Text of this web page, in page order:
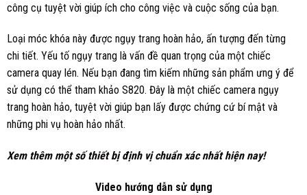
công cụ tuyệt vời giúp ích cho công việc và cuộc sống của bạn.
Loại móc khóa này được ngụy trang hoàn hảo, ấn tượng đến từng
chi tiết. Yếu tố ngụy trang là vấn đề quan trọng của một chiếc
camera quay lén. Nếu bạn đang tìm kiếm những sản phẩm ưng ý để
sử dụng có thể tham khảo S820. Đây là một chiếc camera ngụy
trang hoàn hảo, tuyệt vời giúp bạn lấy được chứng cứ bí mật và
những phi vụ hoàn hảo nhất.
Xem thêm một sốthiết bị định vịchuẩn xác nhất hiện nay!
Video hướng dẫn sử dụng